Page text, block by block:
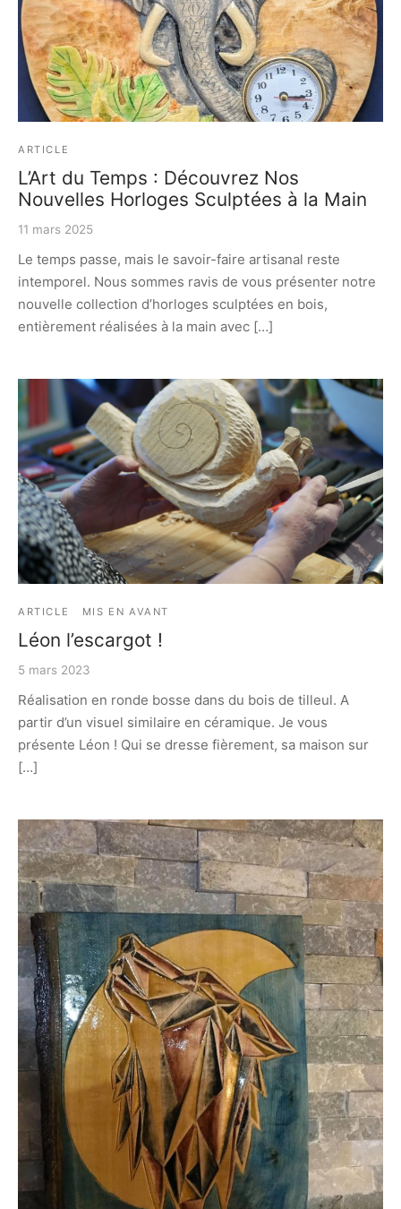
ARTICLE
L’Art du Temps : Découvrez Nos
Nouvelles Horloges Sculptées à la Main
11 mars 2025
Le temps passe, mais le savoir-faire artisanal reste
intemporel. Nous sommes ravis de vous présenter notre
nouvelle collection d’horloges sculptées en bois,
entièrement réalisées à la main avec […]
ARTICLE MIS EN AVANT
Léon l’escargot !
5 mars 2023
Réalisation en ronde bosse dans du bois de tilleul. A
partir d’un visuel similaire en céramique. Je vous
présente Léon ! Qui se dresse fièrement, sa maison sur
[…]